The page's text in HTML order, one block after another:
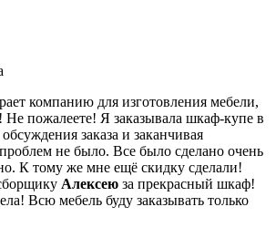
компанию для изготовления мебели,
пожалеете! Я заказывала шкаф-купе в
заказа и заканчивая
не было. Все было сделано очень
К тому же мне ещё скидку сделали!
Алексею за прекрасный шкаф!
Всю мебель буду заказывать только